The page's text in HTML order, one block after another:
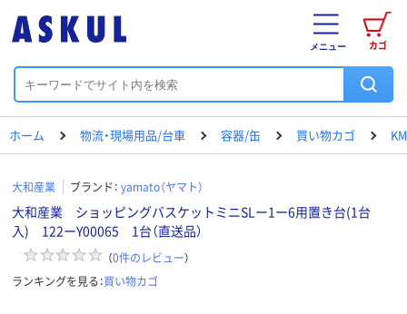
カゴ
メニュー
ホーム 物流・現場用品/台車 容器/缶 買い物カゴ
大和産業 ブランド： yamato（ヤマト）
大和産業 ショッピングバスケットミニSLー1ー6用置き台(1台
入) 122ーY00065 1台（直送品）
（0件のレビュー）
ランキングを見る：買い物カゴ